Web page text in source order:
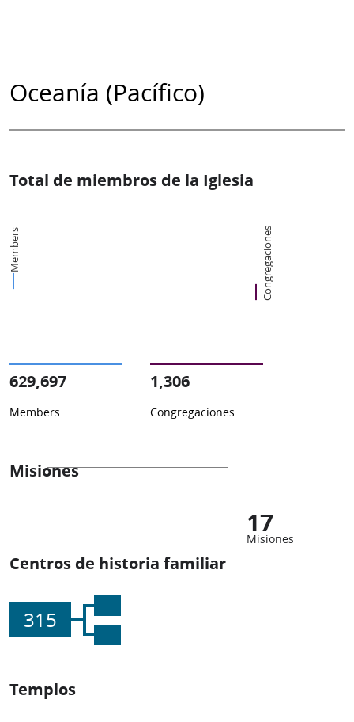
Oceanía (Pacífico)
Total de miembros de la Iglesia
Members Congregaciones
629,697
Members
1,306
Congregaciones
Misiones
17
Misiones
Centros de historia familiar
315
Templos